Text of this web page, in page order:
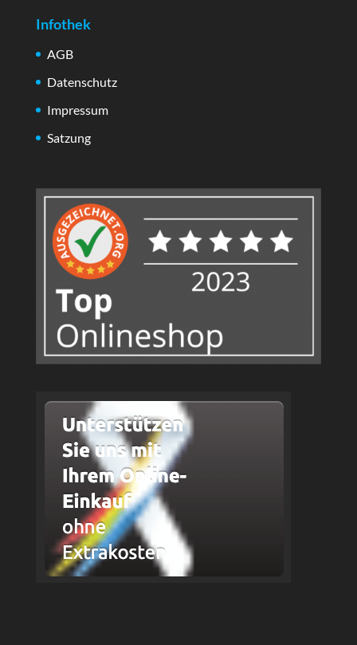
Infothek
AGB
Datenschutz
Impressum
Satzung